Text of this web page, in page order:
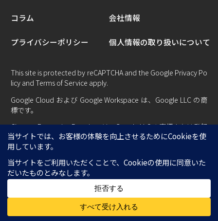
コラム 会社情報
プライバシーポリシー 個人情報の取り扱いについて
This site is protected by reCAPTCHA and the Google Privacy Po
licyandTerms of Service apply.
Google Cloud および Google Workspace は、Google LLC の商
標です。
Chrome Enterprise Premium は、Google LLC の商標または登録
商標です。
Copyright © Centillion System All rights reserved.